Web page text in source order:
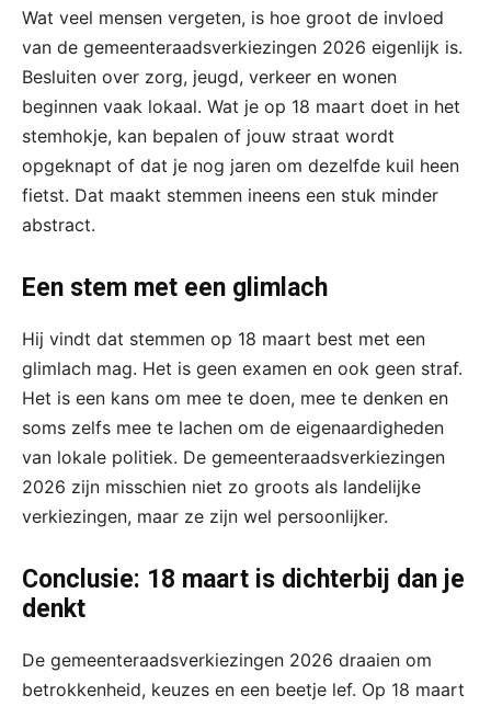
Wat veel mensen vergeten, is hoe groot de invloed
van de gemeenteraadsverkiezingen 2026 eigenlijk is.
Besluiten over zorg, jeugd, verkeer en wonen
beginnen vaak lokaal. Wat je op 18 maart doet in het
stemhokje, kan bepalen of jouw straat wordt
opgeknapt of dat je nog jaren om dezelfde kuil heen
fietst. Dat maakt stemmen ineens een stuk minder
abstract.
Een stem met een glimlach
Hij vindt dat stemmen op 18 maart best met een
glimlach mag. Het is geen examen en ook geen straf.
Het is een kans om mee te doen, mee te denken en
soms zelfs mee te lachen om de eigenaardigheden
van lokale politiek. De gemeenteraadsverkiezingen
2026 zijn misschien niet zo groots als landelijke
verkiezingen, maar ze zijn wel persoonlijker.
Conclusie: 18 maart is dichterbij dan je
denkt
De gemeenteraadsverkiezingen 2026 draaien om
betrokkenheid, keuzes en een beetje lef. Op 18 maart